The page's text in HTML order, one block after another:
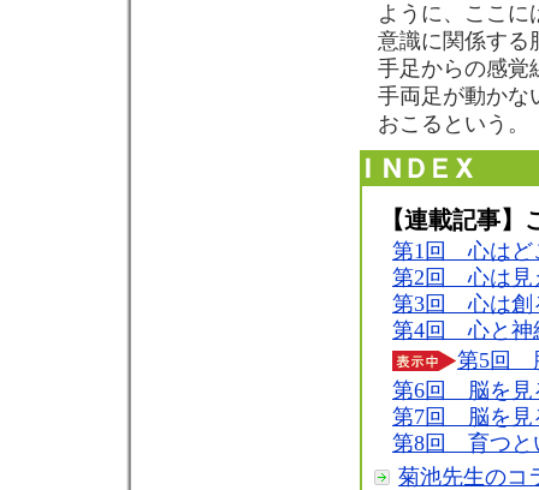
ように、ここに
意識に関係する
手足からの感覚
手両足が動かな
おこるという。
【連載記事】
第1回 心はど
第2回 心は見
第3回 心は創
第4回 心と神
第5回
第6回 脳を見
第7回 脳を見
第8回 育つと
菊池先生のコ